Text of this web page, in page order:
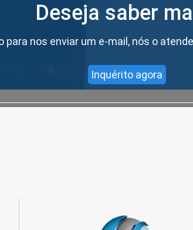
Deseja saber
para nos enviar um e-mail, nós o
Inquérito agora